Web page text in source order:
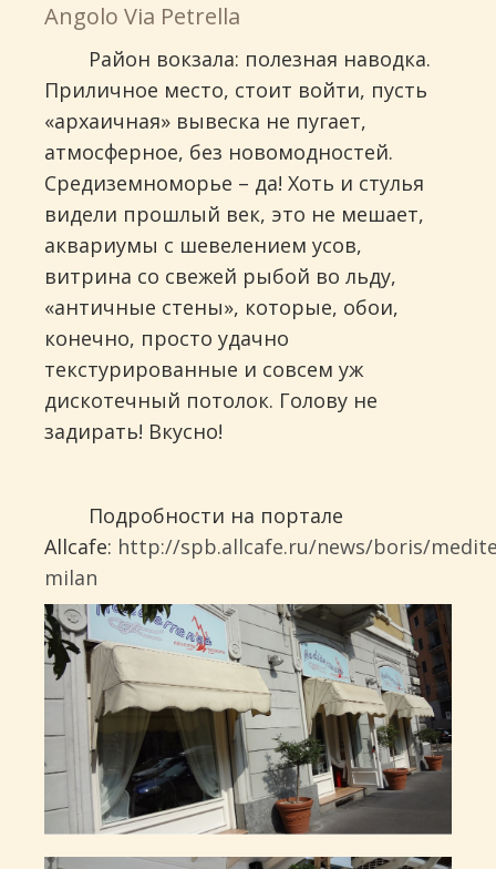
Angolo Via Petrella
Район вокзала: полезная наводка.
Приличное место, стоит войти, пусть
«архаичная» вывеска не пугает,
атмосферное, без новомодностей.
Средиземноморье – да! Хоть и стулья
видели прошлый век, это не мешает,
аквариумы с шевелением усов,
витрина со свежей рыбой во льду,
«античные стены», которые, обои,
конечно, просто удачно
текстурированные и совсем уж
дискотечный потолок. Голову не
задирать! Вкусно!
Подробности на портале
Allcafe: http://spb.allcafe.ru/news/boris/
milan